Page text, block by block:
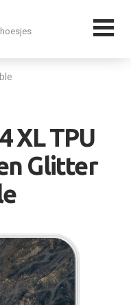
XL TPU
Glitter